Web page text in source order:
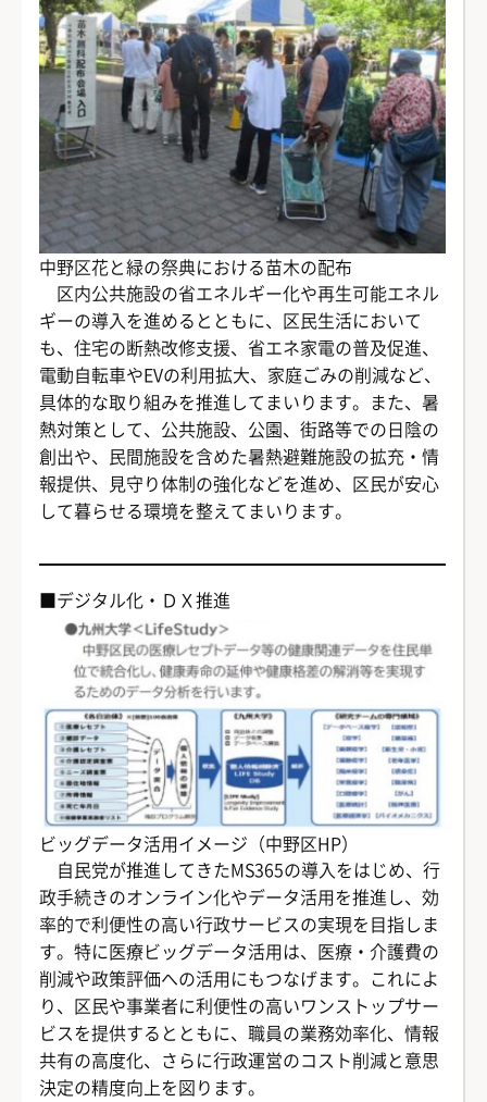
中野区花と緑の祭典における苗木の配布
区内公共施設の省エネルギー化や再生可能エネル
ギーの導入を進めるとともに、区民生活において
も、住宅の断熱改修支援、省エネ家電の普及促進、
電動自転車やEVの利用拡大、家庭ごみの削減など、
具体的な取り組みを推進してまいります。また、暑
熱対策として、公共施設、公園、街路等での日陰の
創出や、民間施設を含めた暑熱避難施設の拡充・情
報提供、見守り体制の強化などを進め、区民が安心
して暮らせる環境を整えてまいります。
■デジタル化・ＤＸ推進
ビッグデータ活用イメージ（中野区HP）
自民党が推進してきたMS365の導入をはじめ、行
政手続きのオンライン化やデータ活用を推進し、効
率的で利便性の高い行政サービスの実現を目指しま
す。特に医療ビッグデータ活用は、医療・介護費の
削減や政策評価への活用にもつなげます。これによ
り、区民や事業者に利便性の高いワンストップサー
ビスを提供するとともに、職員の業務効率化、情報
共有の高度化、さらに行政運営のコスト削減と意思
決定の精度向上を図ります。